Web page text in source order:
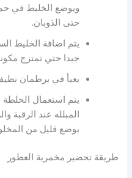
ويوضع الخليط في
حتى الذوبان.
يتم اضافة الخليط
جيدا حتي تمتزج
يعبأ في برطمان
يتم استعمال
المبلله عند الرقبة
بوضع قليل من
طريقة تحضير مخمرية العطور